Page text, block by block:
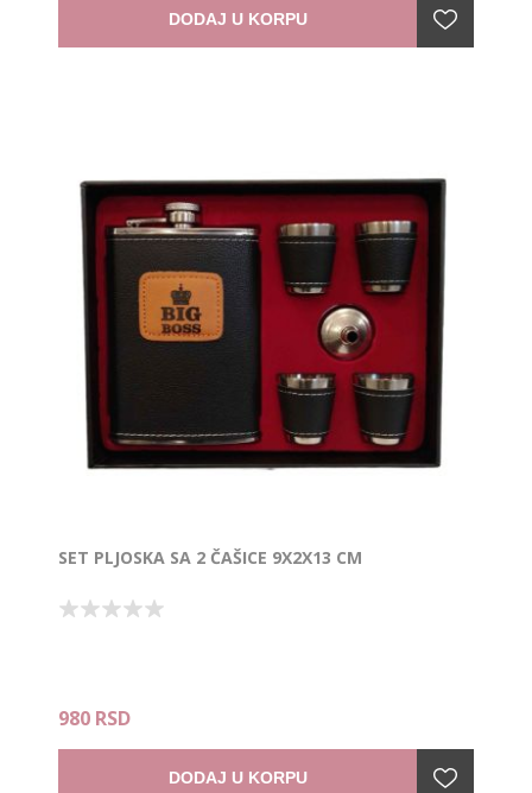
DODAJ U KORPU
SET PLJOSKA SA 2 ČAŠICE 9X2X13 CM
980 RSD
DODAJ U KORPU